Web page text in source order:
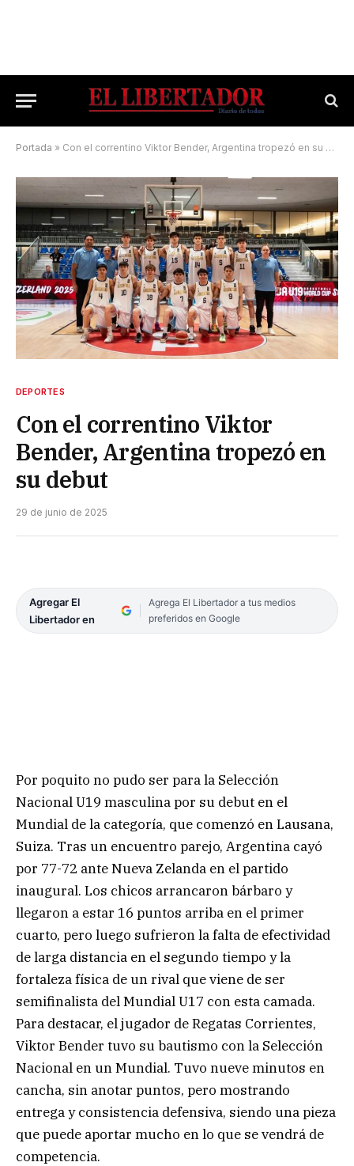
Portada » Con el correntino Viktor Bender, Argentina tropezó en su debut
DEPORTES
Con el correntino Viktor
Bender, Argentina tropezó en
su debut
29 de junio de 2025
Agregar El
Libertador en
Agrega El Libertador a tus medios
preferidos en Google
Por poquito no pudo ser para la Selección
Nacional U19 masculina por su debut en el
Mundial de la categoría, que comenzó en Lausana,
Suiza. Tras un encuentro parejo, Argentina cayó
por 77-72 ante Nueva Zelanda en el partido
inaugural. Los chicos arrancaron bárbaro y
llegaron a estar 16 puntos arriba en el primer
cuarto, pero luego sufrieron la falta de efectividad
de larga distancia en el segundo tiempo y la
fortaleza física de un rival que viene de ser
semifinalista del Mundial U17 con esta camada.
Para destacar, el jugador de Regatas Corrientes,
Viktor Bender tuvo su bautismo con la Selección
Nacional en un Mundial. Tuvo nueve minutos en
cancha, sin anotar puntos, pero mostrando
entrega y consistencia defensiva, siendo una pieza
que puede aportar mucho en lo que se vendrá de
competencia.